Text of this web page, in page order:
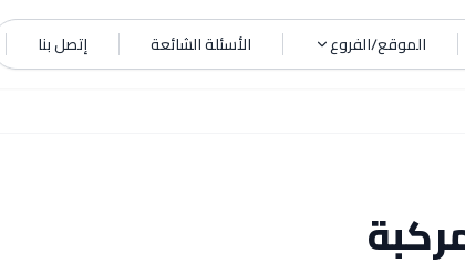
الموقع/الفروع الأسئلة الشائعة إتصل بنا